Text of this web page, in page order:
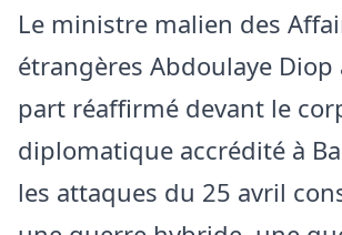
Le ministre malien des
étrangères Abdoulaye Diop
part réaffirmé devant le
diplomatique accrédité à
les attaques du 25 avril